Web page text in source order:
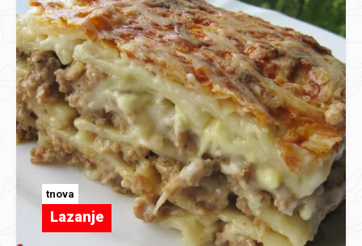
tnova
Lazanje